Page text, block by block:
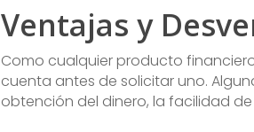
Ventajas y
Como cualquier producto
cuenta antes de solicitar uno.
obtención del dinero, la facilidad